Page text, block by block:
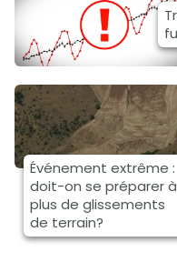
Événement extrême :
doit-on se préparer à
plus de glissements
de terrain?